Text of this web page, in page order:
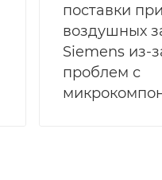
поставки
воздушных
Siemens из-
проблем с